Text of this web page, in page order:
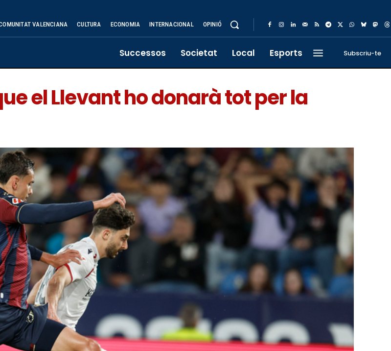
VALENCIANA CULTURA ECONOMIA INTERNACIONAL OPINIÓ
Successos Societat Local Esports Subscriu-te
el Llevant ho donarà tot per la